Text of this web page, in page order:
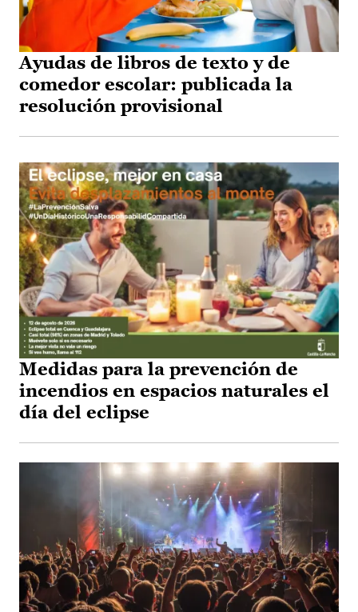
Ayudas de libros de texto y de
comedor escolar: publicada la
resolución provisional
Medidas para la prevención de
incendios en espacios naturales el
día del eclipse